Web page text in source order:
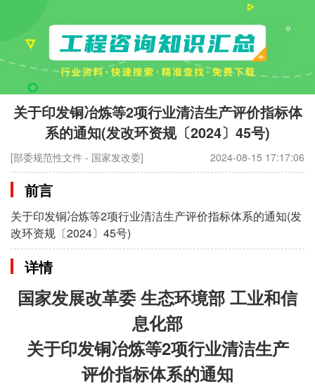
关于印发铜冶炼等2项行业清洁生产评价指标体
系的通知(发改环资规〔2024〕45号)
[部委规范性文件 - 国家发改委] 2024-08-15 17:17:06
前言
关于印发铜冶炼等2项行业清洁生产评价指标体系的通知(发
改环资规〔2024〕45号)
详情
国家发展改革委 生态环境部 工业和信
息化部
关于印发铜冶炼等2项行业清洁生产
评价指标体系的通知